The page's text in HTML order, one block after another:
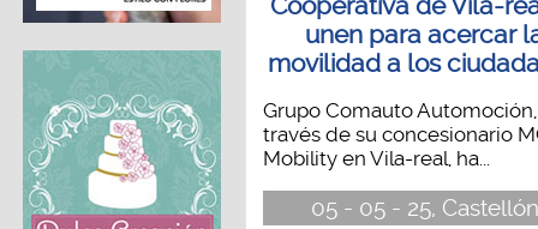
unen para acercar
movilidad a los
Grupo Comauto
través de su concesionario
Mobility en Vila-real, ha...
05 - 05 - 25, Castellón